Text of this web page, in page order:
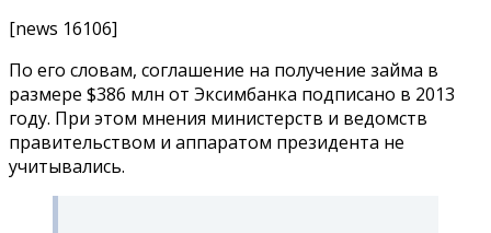
[news 16106]
По его словам, соглашение на получение займа в
размере $386 млн от Эксимбанка подписано в 2013
году. При этом мнения министерств и ведомств
правительством и аппаратом президента не
учитывались.